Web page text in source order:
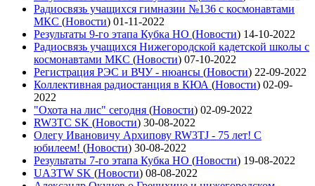
Радиосвязь учащихся гимназии №136 с космонавтами
МКС (Новости) 01-11-2022
Результаты 9-го этапа Кубка НО (Новости) 14-10-2022
Радиосвязь учащихся Нижегородской кадетской школы с
космонавтами МКС (Новости) 07-10-2022
Регистрация РЭС и ВЧУ - нюансы (Новости) 22-09-2022
Коллективная радиостанция в КЮА (Новости) 02-09-
2022
"Охота на лис" сегодня (Новости) 02-09-2022
RW3TC SK (Новости) 30-08-2022
Олегу Ивановичу Архипову RW3TJ - 75 лет! С
юбилеем! (Новости) 30-08-2022
Результаты 7-го этапа Кубка НО (Новости) 19-08-2022
UA3TW SK (Новости) 08-08-2022